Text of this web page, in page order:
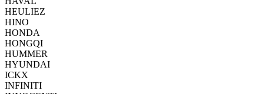
HEULIEZ
HINO
HONDA
HONGQI
HUMMER
HYUNDAI
ICKX
INFINITI